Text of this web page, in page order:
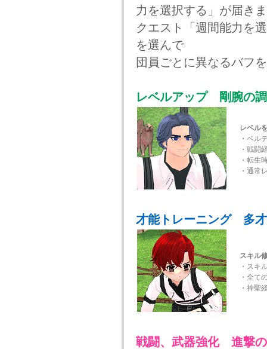
力を選択する」が届き
クエスト「週間能力を
を選んで
団員ごとに異なるバフ
レベルアップ 剛腕の
レベル
・ベル
・戦闘
・転生
・通常
才能トレーニング 多
スキル
・スキ
・全て
・神聖
戦闘、武器強化 進撃